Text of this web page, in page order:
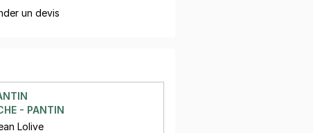
un devis
- PANTIN
Lolive